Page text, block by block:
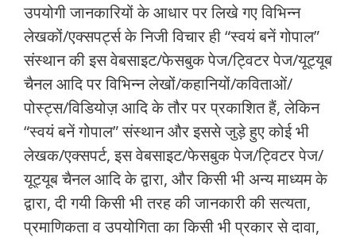
उपयोगी जानकारियों के आधार पर लिखे गए विभिन्न
लेखकों/एक्सपर्ट्स के निजी विचार ही “स्वयं बनें गोपाल”
संस्थान की इस वेबसाइट/फेसबुक पेज/ट्विटर पेज/यूट्यूब
चैनल आदि पर विभिन्न लेखों/कहानियों/कविताओं/
पोस्ट्स/विडियोज़ आदि के तौर पर प्रकाशित हैं, लेकिन
“स्वयं बनें गोपाल” संस्थान और इससे जुड़े हुए कोई भी
लेखक/एक्सपर्ट, इस वेबसाइट/फेसबुक पेज/ट्विटर पेज/
यूट्यूब चैनल आदि के द्वारा, और किसी भी अन्य माध्यम के
द्वारा, दी गयी किसी भी तरह की जानकारी की सत्यता,
प्रमाणिकता व उपयोगिता का किसी भी प्रकार से दावा,